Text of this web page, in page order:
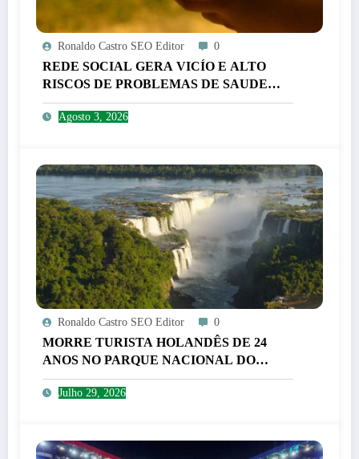
Ronaldo Castro SEO Editor 0
REDE SOCIAL GERA VICÍO E ALTO
RISCOS DE PROBLEMAS DE SAUDE
MENTAL
Agosto 3, 2026
Ronaldo Castro SEO Editor 0
MORRE TURISTA HOLANDÊS DE 24
ANOS NO PARQUE NACIONAL DO
IGUAÇU
Julho 29, 2026